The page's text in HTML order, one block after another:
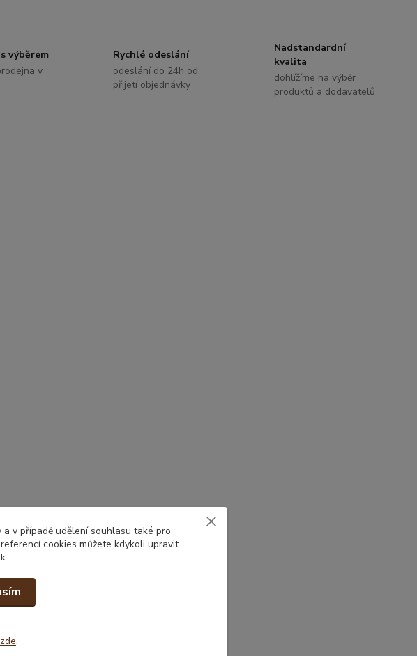
výběrem
v
Rychlé odeslání
odeslání do 24h od
přijetí objednávky
Nadstandardní
kvalita
dohlížíme na výběr
produktů a dodavatelů
v případě udělení souhlasu také pro
cookies můžete kdykoli upravit
zde.